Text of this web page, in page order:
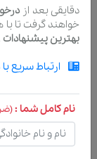
توراستانبول هتل
تور هتل
دقایقی بعد از
خواهند گرفت تا
بهترین پیشنهادات
ارتباط سریع
نام کامل شما :